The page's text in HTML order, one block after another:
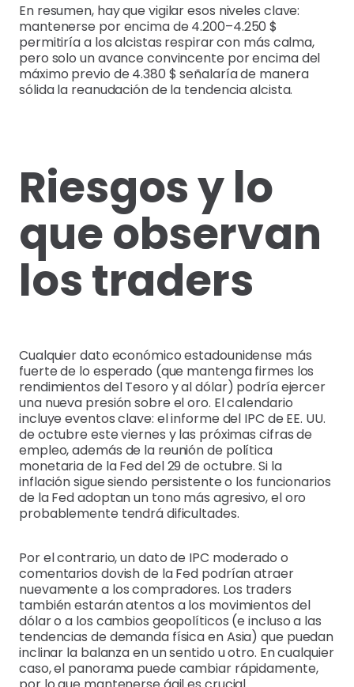
En resumen, hay que vigilar esos niveles clave:
mantenerse por encima de 4.200–4.250 $
permitiría a los alcistas respirar con más calma,
pero solo un avance convincente por encima del
máximo previo de 4.380 $ señalaría de manera
sólida la reanudación de la tendencia alcista.
Riesgos y lo
que observan
los traders
Cualquier dato económico estadounidense más
fuerte de lo esperado (que mantenga firmes los
rendimientos del Tesoro y al dólar) podría ejercer
una nueva presión sobre el oro. El calendario
incluye eventos clave: el informe del IPC de EE. UU.
de octubre este viernes y las próximas cifras de
empleo, además de la reunión de política
monetaria de la Fed del 29 de octubre. Si la
inflación sigue siendo persistente o los funcionarios
de la Fed adoptan un tono más agresivo, el oro
probablemente tendrá dificultades.
Por el contrario, un dato de IPC moderado o
comentarios dovish de la Fed podrían atraer
nuevamente a los compradores. Los traders
también estarán atentos a los movimientos del
dólar o a los cambios geopolíticos (e incluso a las
tendencias de demanda física en Asia) que puedan
inclinar la balanza en un sentido u otro. En cualquier
caso, el panorama puede cambiar rápidamente,